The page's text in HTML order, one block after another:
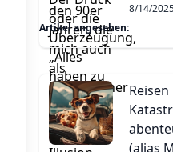
8/14/
Artikel angesehen:
(alias